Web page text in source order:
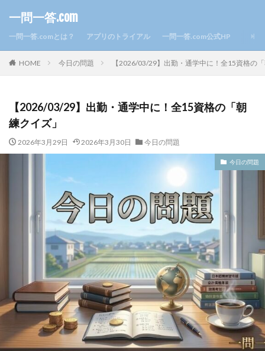
一問一答.com
一問一答.comとは？ アプリのトライアル 一問一答.com公式HP
HOME 今日の問題 【2026/03/29】出勤・通学中に！全15資格の
【2026/03/29】出勤・通学中に！全15資格の「朝
練クイズ」
2026年3月29日 2026年3月30日 今日の問題
今日の問題